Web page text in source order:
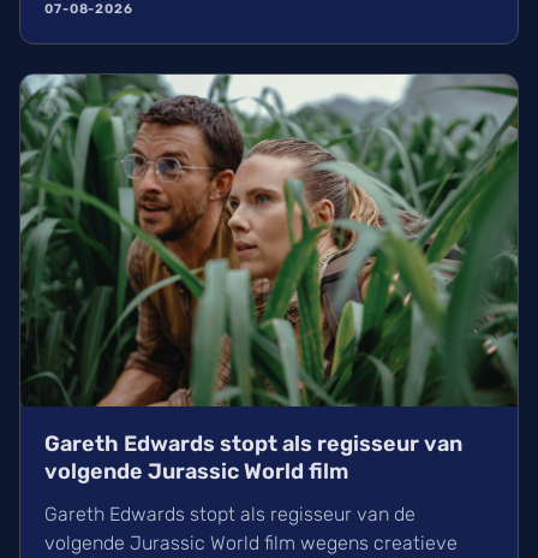
07-08-2026
Gareth Edwards stopt als regisseur van
volgende Jurassic World film
Gareth Edwards stopt als regisseur van de
volgende Jurassic World film wegens creatieve